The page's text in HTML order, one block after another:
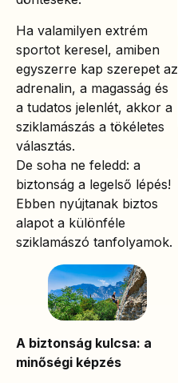
Ha valamilyen extrém
sportot keresel, amiben
egyszerre kap szerepet az
adrenalin, a magasság és
a tudatos jelenlét, akkor a
sziklamászás a tökéletes
választás.
De soha ne feledd: a
biztonság a legelső lépés!
Ebben nyújtanak biztos
alapot a különféle
sziklamászó tanfolyamok.
A biztonság kulcsa: a
minőségi képzés